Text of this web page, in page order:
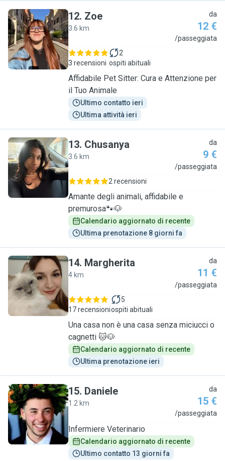
Z
12. Zoe
3.6 km
da
12 €
/passeggiata
3 recensioni
2
ospiti abituali
Affidabile Pet Sitter: Cura e Attenzione per
il Tuo Animale
Ultimo contatto ieri
Ultima attività ieri
C
13. Chusanya
3.6 km
da
9 €
/passeggiata
2 recensioni
Amante degli animali, affidabile e
premurosa🐾🐶
Calendario aggiornato di recente
Ultima prenotazione 8 giorni fa
M
14. Margherita
4 km
da
11 €
/passeggiata
17 recensioni
5
ospiti abituali
Una casa non è una casa senza miciucci o
cagnetti 🐱🐶
Calendario aggiornato di recente
Ultima prenotazione ieri
D
15. Daniele
1.2 km
da
15 €
/passeggiata
Infermiere Veterinario
Calendario aggiornato di recente
Ultimo contatto 13 giorni fa